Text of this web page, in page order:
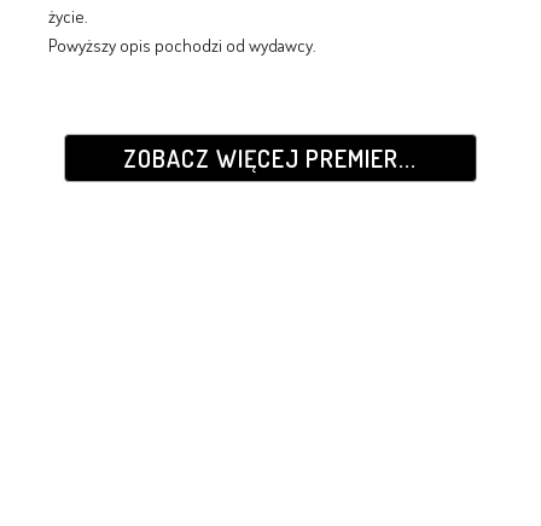
życie.
Powyższy opis pochodzi od wydawcy.
ZOBACZ WIĘCEJ PREMIER...